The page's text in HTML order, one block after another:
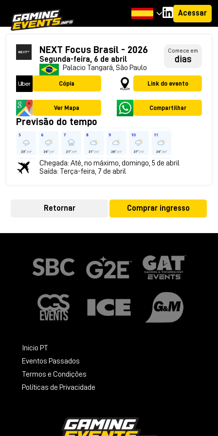
Acessar
NEXT Focus Brasil - 2026
Segunda-feira, 6 de abril
Palacio Tangará, São Paulo
Comece em
dias
Cópia Link do evento
Ver Mapa Compartilhar
Previsão do tempo
Chegada: Até, no máximo, domingo, 5 de abril
Saída: Terça-feira, 7 de abril
Retornar Comprar ingresso
Inicio PT
Eventos Passados
Termos e Condições
Políticas de Privacidade